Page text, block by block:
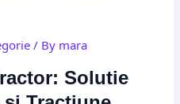
/ By mara
Solutie